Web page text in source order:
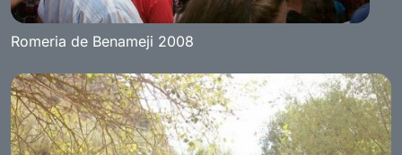
Romeria de Benameji 2008